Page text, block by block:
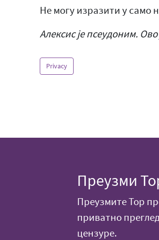
Не могу изразити у само
Алексис је псеудоним.
Privacy
Преузми
Преузмите Тор
приватно
цензуре.